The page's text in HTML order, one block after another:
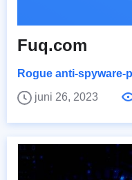
Fuq.com
Rogue anti-spyware-
juni 26, 2023